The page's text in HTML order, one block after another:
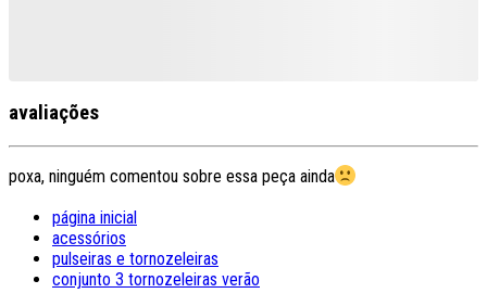
avaliações
poxa, ninguém comentou sobre essa peça ainda
página inicial
acessórios
pulseiras e tornozeleiras
conjunto 3 tornozeleiras verão